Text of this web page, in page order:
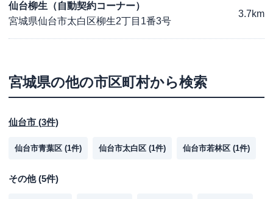
仙台柳生（自動契約コーナー）
宮城県仙台市太白区柳生2丁目1番3号
3.7km
宮城県の他の市区町村から検索
仙台市 (3件)
仙台市青葉区 (1件) 仙台市太白区 (1件) 仙台市若林区 (1件)
その他(5件)